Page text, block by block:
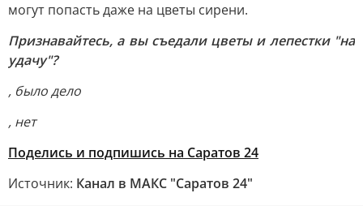
могут попасть даже на цветы сирени.
Признавайтесь, а вы съедали цветы и лепестки "на
удачу"?
, было дело
, нет
Поделись и подпишись на Саратов 24
Источник: Канал в МАКС "Саратов 24"